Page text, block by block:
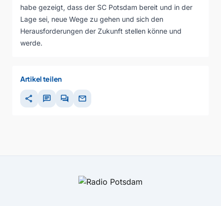
habe gezeigt, dass der SC Potsdam bereit und in der
Lage sei, neue Wege zu gehen und sich den
Herausforderungen der Zukunft stellen könne und
werde.
Artikel teilen
share chat forum mail